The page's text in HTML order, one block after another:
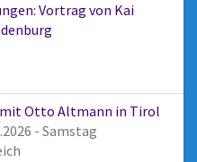
Vortrag von Kai
Otto Altmann in Tirol
- Samstag